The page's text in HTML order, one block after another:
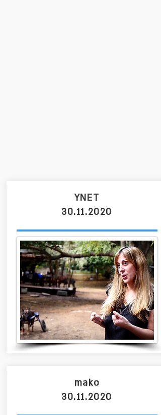
YNET
30.11.2020
mako
30.11.2020